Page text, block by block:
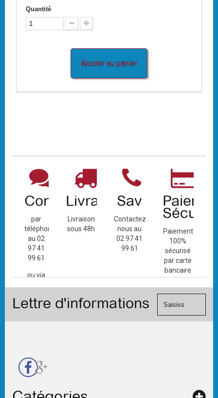
Quantité
Ajouter au panier
Contact
par
téléphone
au 02
97 41
99 61
ou via
de
Livraison
Livraison
sous 48h
Sav
Contactez-
nous au
02 97 41
99 61
Paiement
100%
sécurisé
par carte
bancaire
(Mastercard,
Visa, ...) et
Lettre d'informations